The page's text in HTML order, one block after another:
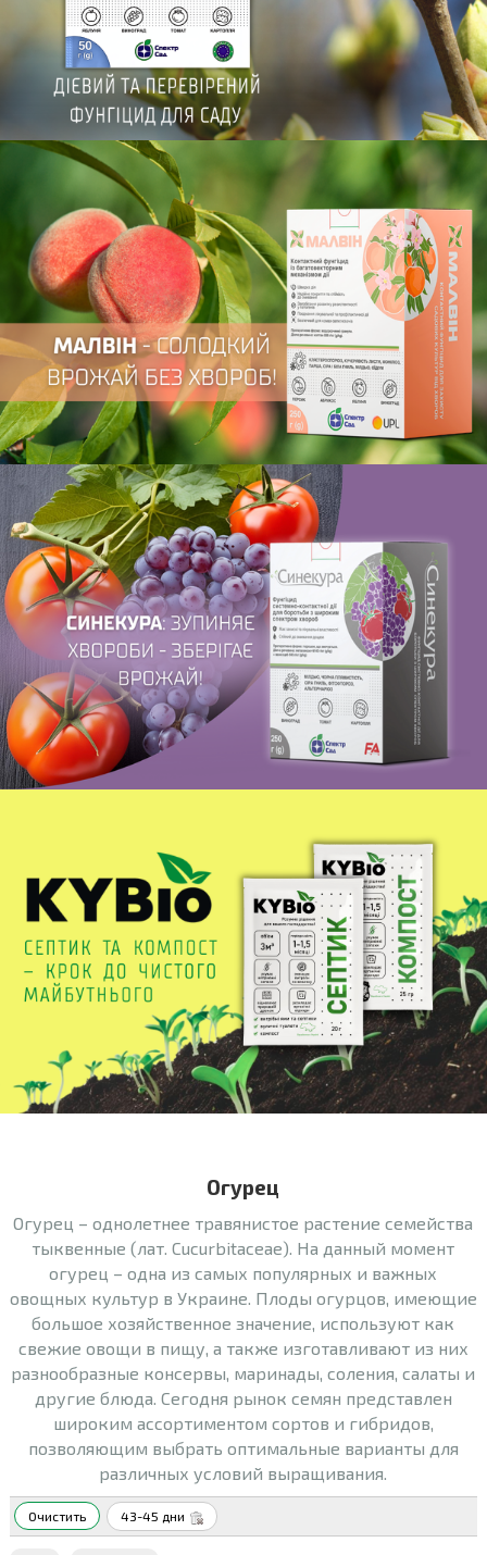
Огурец
Огурец – однолетнее травянистое растение семейства
тыквенные (лат. Cucurbitaceae). На данный момент
огурец – одна из самых популярных и важных
овощных культур в Украине. Плоды огурцов, имеющие
большое хозяйственное значение, используют как
свежие овощи в пищу, а также изготавливают из них
разнообразные консервы, маринады, соления, салаты и
другие блюда. Сегодня рынок семян представлен
широким ассортиментом сортов и гибридов,
позволяющим выбрать оптимальные варианты для
различных условий выращивания.
Очистить 43-45 дни